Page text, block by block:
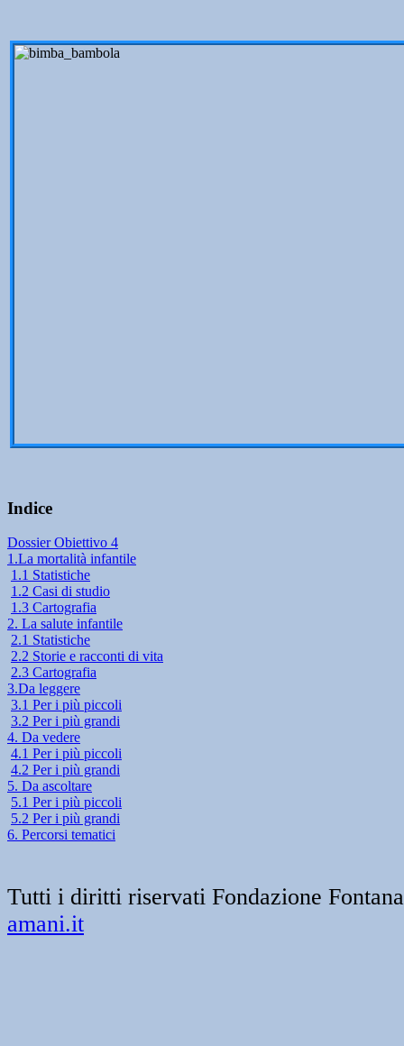
Indice
Dossier Obiettivo 4
1.La mortalità infantile
1.1 Statistiche
1.2 Casi di studio
1.3 Cartografia
2. La salute infantile
2.1 Statistiche
2.2 Storie e racconti di vita
2.3 Cartografia
3.Da leggere
3.1 Per i più piccoli
3.2 Per i più grandi
4. Da vedere
4.1 Per i più piccoli
4.2 Per i più grandi
5. Da ascoltare
5.1 Per i più piccoli
5.2 Per i più grandi
6. Percorsi tematici
Tutti i diritti riservati Fondazione
amani.it